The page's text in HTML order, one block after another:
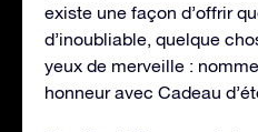
existe une façon d’offrir
d’inoubliable, quelque
yeux de merveille :
honneur avec Cadeau